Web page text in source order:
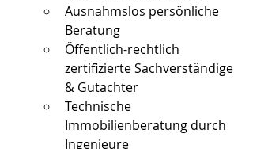
Ausnahmslos persönliche
Beratung
Öffentlich-rechtlich
zertifizierte Sachverständige
& Gutachter
Technische
Immobilienberatung durch
Ingenieure